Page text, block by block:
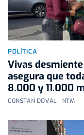
POLÍTICA
Vivas
asegura que
8.000 y 11.000
CONSTAN DOVAL | NTM